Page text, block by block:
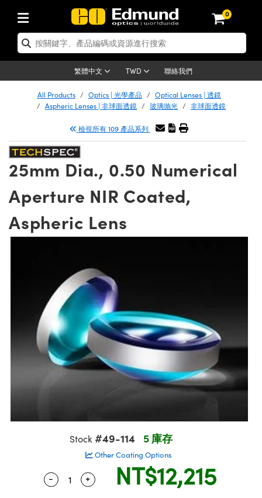
0
繁體中文 TWD 聯絡我們
| 光學產品
| 反射鏡
| 光學濾光片
Optics | 偏振光學元件
| 分光鏡
Components | SCHOTT 光學
| 紅外線光學產品
Sputtering) Coated Optics |
Elements (DOE) | 繞射光學
Optics | 雷射光學
| 雷射透鏡
| 雷射濾光片
| 超快光學
器
Assemblies | 雷射光學元件組装
| 雷射分光鏡
| 雷射顯微鏡
Isolators | 晶體和隔離器
| 雷射偏光片
| 光機組件
System | 光學籠式系統
| 臺式系統
and Breadboards | 光學平臺和
| 電動平臺
and Slides | 平臺和滑塊
| 顯微鏡
| Mitutoyo 物鏡
| Nikon 物鏡
| ZEISS 物鏡
Microscopes
Objectives
| 反射物鏡
Objectives
Cameras
Lighting |顯微鏡照明
體視顯微鏡系統
Lenses | 變焦鏡頭模組
Targets | 顯微鏡標靶
Stage Micrometers | 刻劃板或鏡
| 雷射
and Electronics | 雷射量
| 雷射用光機模組
| 雷射配件
Lenses | 成像鏡頭
Lenses | 定焦鏡頭
| 遠心鏡頭
Magnification Lenses
Lenses for Harsh Environments
| 影視製作和高級攝影
Accessories | 成像鏡頭配件
| 相機
Cameras | Gigabit乙太網相
Cameras | Teledyne Dalsa 相
Microscopy Cameras
Cameras | Allied Vision 相機
Cameras | IDS 相機
Labs Cameras™ | Lucid Vision
| Pixelink 相機
and Illumination | 照明
Lighting | 機器視覺光源
|顯微鏡照明
| 雷射光源
| 其他光源
Accessories | 光源配件
Targets | 測試板
Targets | 解析度測試板
Targets | 畸變測試版
Level Test Targets | 色卡測試板
and Detection | 測試與監測
| 光學度量
Solutions | 機器視覺方案
and Electronics | 雷射量
測器
大器
| 光度計
Roughness Standards | 表面
Tools | 量測工具
Components | 主動光學元件
and Detection
and Production | 實驗室和生產
| 清潔用品
Handling Tools | 零件夾持用品
| 光學膠
Products | Acktar 黑色吸光
| 暗室器材
| 雷射防護
用選購
| 光譜儀
Imaging
Imaging
Processing
Tomography
By Brand
Development Systems
Products | 新品專區
Lenses
| 清倉品
| 清倉光學產品
| 清倉顯微鏡
Lenses | 清倉成像鏡頭
| 清倉相機
and Detection
and Production | 清倉實驗室
Products | 重新認證產品
| 重新認證光學產品
| 重新認證光機組
| 重新認證雷射
| 重新認證顯微鏡
Lenses | 重新認證成像鏡
| 重新認證相機
and Detection
and Production | 重新認證實
All Products Optics | 光學產品
Optical Lenses | 透鏡
Aspheric Lenses | 非球面透鏡
玻璃抛光 非球面透鏡
檢視所有 109 產品系列
25mm Dia., 0.50 Numerical
Aperture NIR Coated,
Aspheric Lens
Stock #49-114 5 庫存
Other Coating Options
Quantity Selector
- Use the plus and minus buttons to
+ NT$12,215